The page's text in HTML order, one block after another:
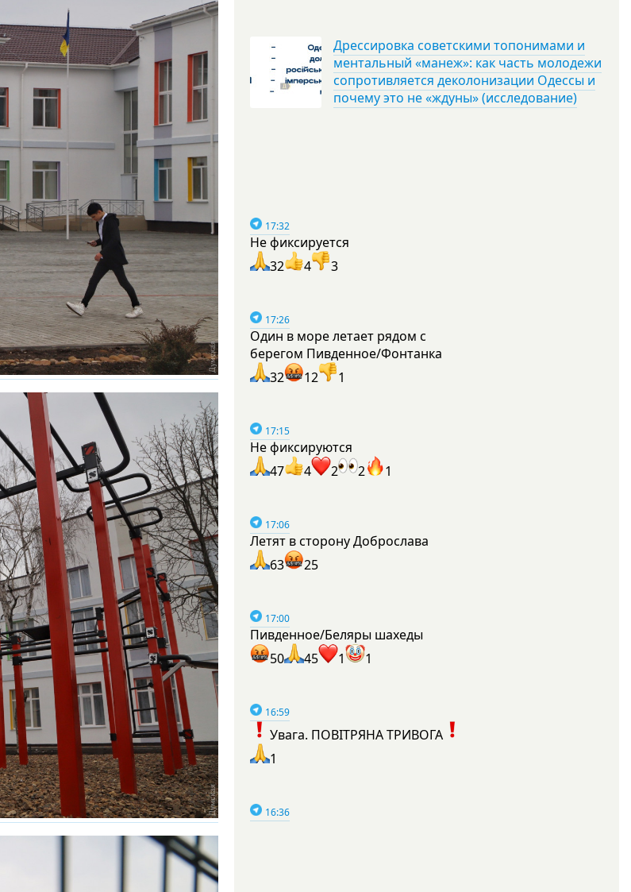
Дрессировка советскими топонимами и
ментальный «манеж»: как часть молодежи
сопротивляется деколонизации Одессы и
почему это не «ждуны» (исследование)
17:32
Не фиксируется
32
4 3
17:26
Один в море летает рядом с
берегом Пивденное/Фонтанка
32
12 1
17:15
Не фиксируются
47
4 2 2 1
17:06
Летят в сторону Доброслава
63
25
17:00
Пивденное/Беляры шахеды
50
45 1 1
16:59
Увага. ПОВІТРЯНА ТРИВОГА
1
16:36